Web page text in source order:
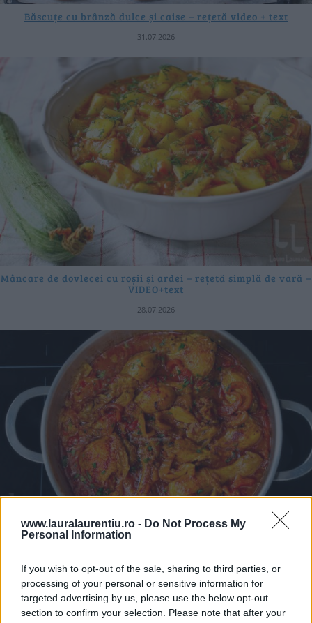
www.lauralaurentiu.ro - Do Not Process My
Personal Information
If you wish to opt-out of the sale, sharing to third parties, or
processing of your personal or sensitive information for
targeted advertising by us, please use the below opt-out
section to confirm your selection. Please note that after your
Băscuțe cu brânză dulce și caise – rețetă video + text
31.07.2026
Mâncare de dovlecei cu roșii și ardei – rețetă simplă de vară –
VIDEO+text
28.07.2026
25.07.2026